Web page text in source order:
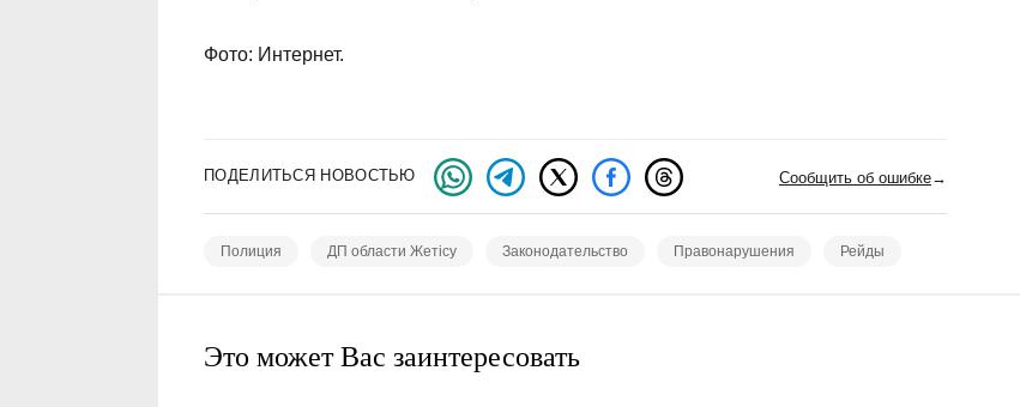
Фото: Интернет.
ПОДЕЛИТЬСЯ НОВОСТЬЮ Сообщить об ошибке→
Полиция ДП области Жетісу Законодательство Правонарушения Рейды
Это может Вас заинтересовать